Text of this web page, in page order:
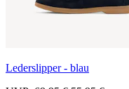
Lederslipper - blau